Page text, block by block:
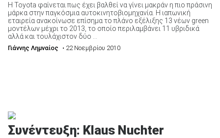
Η Toyota φαίνεται πως έχει βαλθεί να γίνει μακράν η πιο πράσινη
μάρκα στην παγκόσμια αυτοκινητοβιομηχανία. Η ιαπωνική
εταιρεία ανακοίνωσε επίσημα το πλάνο εξέλιξης 13 νέων green
μοντέλων μέχρι το 2013, το οποίο περιλαμβάνει 11 υβριδικά
αλλά και τουλάχιστον δύο ...
Γιάννης Λημναίος • 22 Νοεμβρίου 2010
Συνέντευξη: Klaus Nuchter